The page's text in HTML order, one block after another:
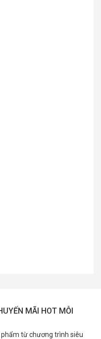
MÃI HOT MỖI
từ chương trình siêu